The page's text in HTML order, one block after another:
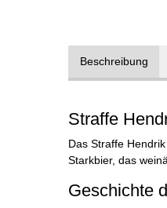
Beschreibung
Straffe
Das Straffe
Starkbier, das
Geschichte